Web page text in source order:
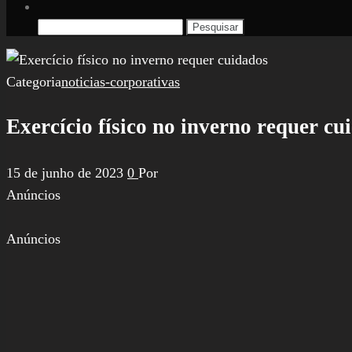
Categorianoticias-corporativas
Exercício físico no inverno requer
15 de junho de 2023 0 Por
Anúncios
Anúncios